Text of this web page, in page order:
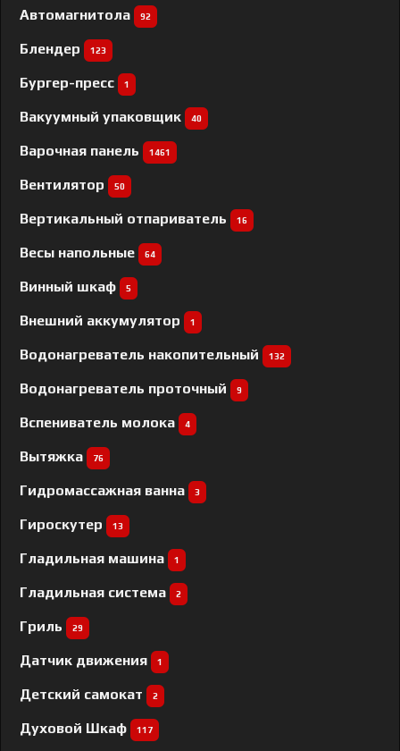
Автомагнитола 92
Блендер 123
Бургер-пресс 1
Вакуумный упаковщик 40
Варочная панель 1461
Вентилятор 50
Вертикальный отпариватель 16
Весы напольные 64
Винный шкаф 5
Внешний аккумулятор 1
Водонагреватель накопительный 132
Водонагреватель проточный 9
Вспениватель молока 4
Вытяжка 76
Гидромассажная ванна 3
Гироскутер 13
Гладильная машина 1
Гладильная система 2
Гриль 29
Датчик движения 1
Детский самокат 2
Духовой Шкаф 117